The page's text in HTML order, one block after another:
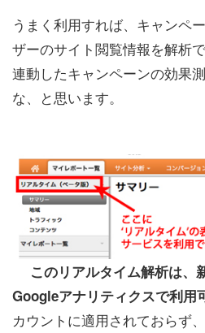
うまく利用すれば、キャンペ
ザーのサイト閲覧情報を解析
連動したキャンペーンの効果
な、と思います。
このリアルタイム解析は、
Googleアナリティクスで利用
カウントに適用されておらず